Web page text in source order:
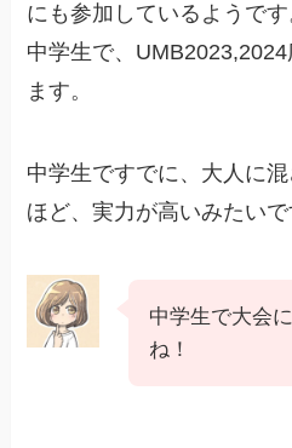
にも参加しているようです
中学生で、
ます。
中学生ですでに、大人に
ほど、実力が高いみたいで
中学生で大会
ね！